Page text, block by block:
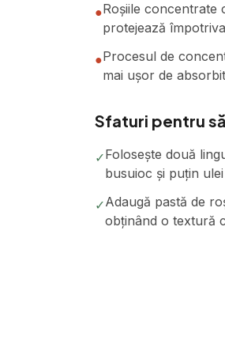
●Roșiile concentrate
protejează
●Procesul de
mai ușor de
Sfaturi pentru
✓Folosește două
busuioc și puțin
✓Adaugă pastă de
obținând o textură